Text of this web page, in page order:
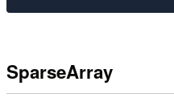
SparseArray